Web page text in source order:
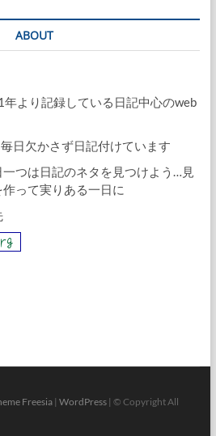
ABOUT
より記録している日記中心のweb
日欠かさず日記付けています
つは日記のネタを見つけよう…見
って実りある一日に
Freesia| WordPress| © Copyright All